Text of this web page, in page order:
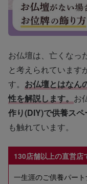
お仏壇は、亡くなっ
と考えられています
す。 お仏壇とはなん
性を解説します。 お
作り(DIY)で供養ス
も触れています。
130店舗以上の直営店
一生涯のご供養パー